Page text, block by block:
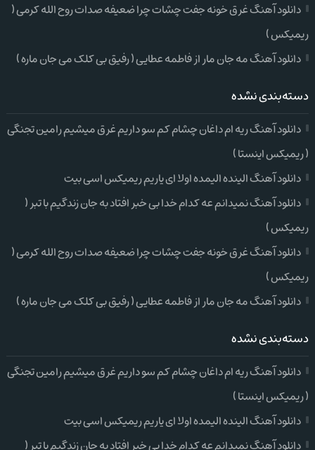
دانلود آهنگ غرق خونه جفت چشات چرا ضعیفه صدات روح الله کرمی (
ریمیکس )
دانلود آهنگ مه جان مار از فاطمه عطایی ( رفیق بی کلک می جان ماره )
دسته‌بندی نشده
دانلود آهنگ ریه ام داغان چشام کم سو داریم غرق میشیم رامین تجنگی
( ریمیکس اینستا )
دانلود آهنگ الینده الیمده اولا ای یاریم ریمیکس اسی بیت
دانلود آهنگ نمیدانم عه کدام خدا بی خبر افتاد به جان زندگیم با تبر (
ریمیکس )
دانلود آهنگ غرق خونه جفت چشات چرا ضعیفه صدات روح الله کرمی (
ریمیکس )
دانلود آهنگ مه جان مار از فاطمه عطایی ( رفیق بی کلک می جان ماره )
دسته‌بندی نشده
دانلود آهنگ ریه ام داغان چشام کم سو داریم غرق میشیم رامین تجنگی
( ریمیکس اینستا )
دانلود آهنگ الینده الیمده اولا ای یاریم ریمیکس اسی بیت
دانلود آهنگ نمیدانم عه کدام خدا بی خبر افتاد به جان زندگیم با تبر (